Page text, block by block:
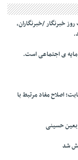
خبرنگار /خبرنگاران،
ی اجتماعی است.
اصلاح مفاد مرتبط با
حسینی
شد